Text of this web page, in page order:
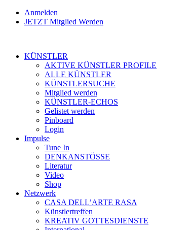
Anmelden
JETZT Mitglied Werden
KÜNSTLER
AKTIVE KÜNSTLER PROFILE
ALLE KÜNSTLER
KÜNSTLERSUCHE
Mitglied werden
KÜNSTLER-ECHOS
Gelistet werden
Pinboard
Login
Impulse
Tune In
DENKANSTÖSSE
Literatur
Video
Shop
Netzwerk
CASA DELL’ARTE RASA
Künstlertreffen
KREATIV GOTTESDIENSTE